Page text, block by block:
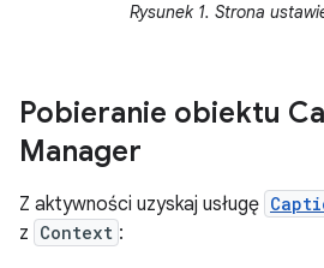
Rysunek 1. Strona
Pobieranie obiektu
Manager
Z aktywności uzyskaj usługę
z Context :